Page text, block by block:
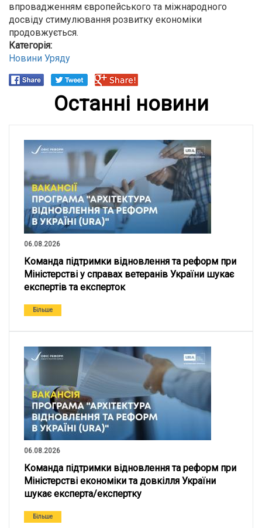
впровадженням європейського та міжнародного
досвіду стимулювання розвитку економіки
продовжується.
Категорія:
Новини Уряду
Останні новини
06.08.2026
Команда підтримки відновлення та реформ при
Міністерстві у справах ветеранів України шукає
експертів та експерток
Більше
06.08.2026
Команда підтримки відновлення та реформ при
Міністерстві економіки та довкілля України
шукає експерта/експертку
Більше